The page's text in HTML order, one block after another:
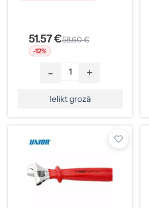
51.57 €58.60 €
-12%
- +
Ielikt grozā